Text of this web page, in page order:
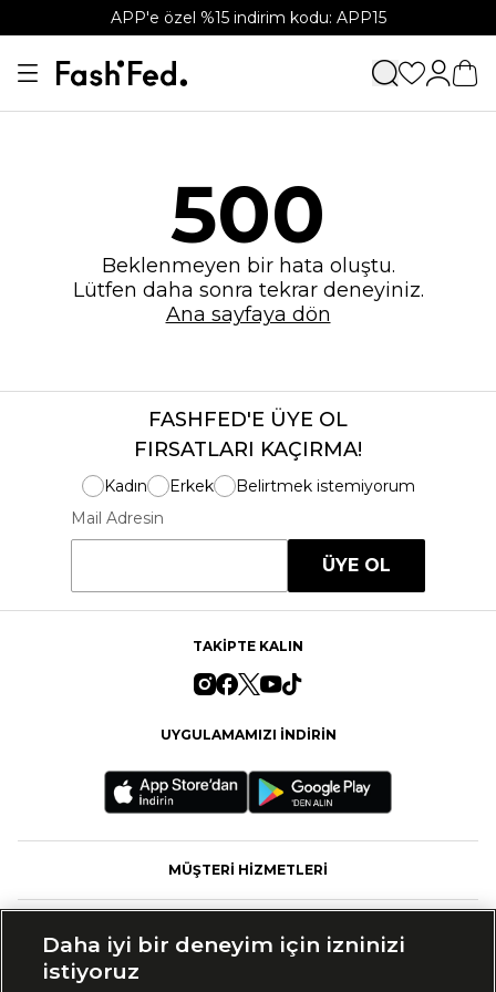
APP'e özel %15 indirim kodu: APP15
500
Beklenmeyen bir hata oluştu.
Lütfen daha sonra tekrar deneyiniz.
Ana sayfaya dön
FASHFED'E ÜYE OL
FIRSATLARI KAÇIRMA!
Kadın Erkek
Belirtmek istemiyorum
Mail Adresin
ÜYE OL
TAKİPTE KALIN
UYGULAMAMIZI İNDİRİN
MÜŞTERİ HİZMETLERİ
Daha iyi bir deneyim için izninizi
istiyoruz